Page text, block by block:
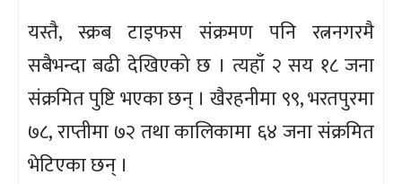
यस्तै, स्क्रब टाइफस संक्रमण पनि रत्ननगरमै
सबैभन्दा बढी देखिएको छ । त्यहाँ २ सय १८ जना
संक्रमित पुष्टि भएका छन् । खैरहनीमा ९९, भरतपुरमा
७८, राप्तीमा ७२ तथा कालिकामा ६४ जना संक्रमित
भेटिएका छन् ।